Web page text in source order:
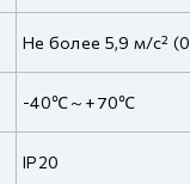
Не более 5,9 м/с²
-40℃～+70℃
IP20